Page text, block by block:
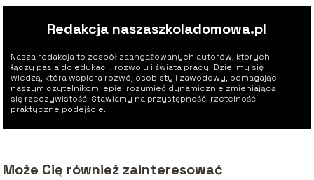
Redakcja naszaszkoladomowa.pl
Nasza redakcja to zespół zaangażowanych autorów, których
łączy pasja do edukacji, rozwoju i świata pracy. Dzielimy się
wiedzą, która wspiera rozwój osobisty i zawodowy, pomagając
naszym czytelnikom lepiej rozumieć dynamicznie zmieniającą
się rzeczywistość. Stawiamy na przystępność, rzetelność i
praktyczne podejście.
Może Cię również zainteresować